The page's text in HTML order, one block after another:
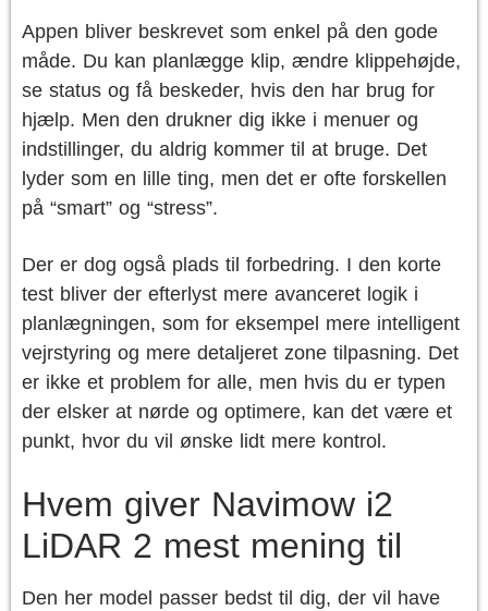
Appen bliver beskrevet som enkel på den gode
måde. Du kan planlægge klip, ændre klippehøjde,
se status og få beskeder, hvis den har brug for
hjælp. Men den drukner dig ikke i menuer og
indstillinger, du aldrig kommer til at bruge. Det
lyder som en lille ting, men det er ofte forskellen
på “smart” og “stress”.
Der er dog også plads til forbedring. I den korte
test bliver der efterlyst mere avanceret logik i
planlægningen, som for eksempel mere intelligent
vejrstyring og mere detaljeret zone tilpasning. Det
er ikke et problem for alle, men hvis du er typen
der elsker at nørde og optimere, kan det være et
punkt, hvor du vil ønske lidt mere kontrol.
Hvem giver Navimow i2
LiDAR 2 mest mening til
Den her model passer bedst til dig, der vil have